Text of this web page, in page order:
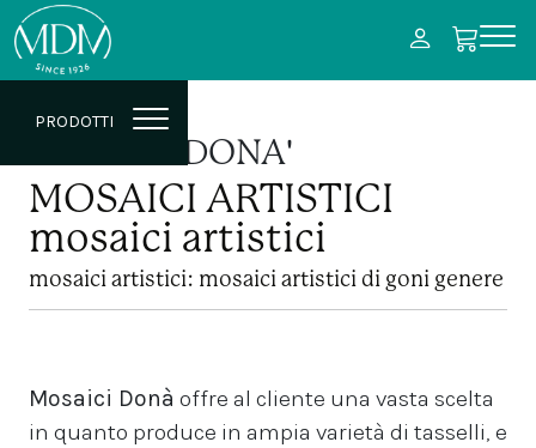
PRODOTTI
MOSAICI DONA'
MOSAICI ARTISTICI
mosaici artistici
mosaici artistici: mosaici artistici di goni genere
Mosaici Donà offre al cliente una vasta scelta
in quanto produce in ampia varietà di tasselli, e